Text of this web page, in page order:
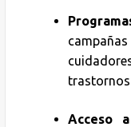
Acceso